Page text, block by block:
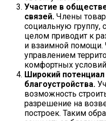
Участие в
связей. Члены
социальную группу,
целом приводит к
и взаимной
управлением
комфортных условий
Широкий
благоустройства.
возможность
разрешение на
построек. Таким